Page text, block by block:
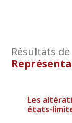
Résultats
Les
états-